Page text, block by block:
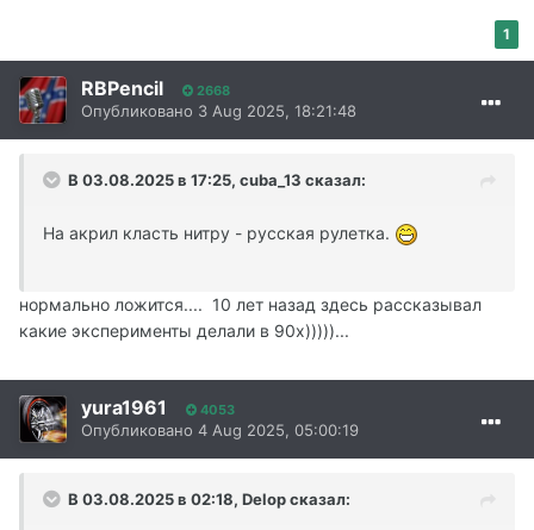
1
RBPencil 2668
Опубликовано 3 Aug 2025, 18:21:48
В 03.08.2025 в 17:25, cuba_13 сказал:
На акрил класть нитру - русская рулетка.
нормально ложится.... 10 лет назад здесь рассказывал
какие эксперименты делали в 90х)))))...
yura1961 4053
Опубликовано 4 Aug 2025, 05:00:19
В 03.08.2025 в 02:18, Delopсказал: